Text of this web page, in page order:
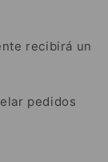
recibirá un
pedidos